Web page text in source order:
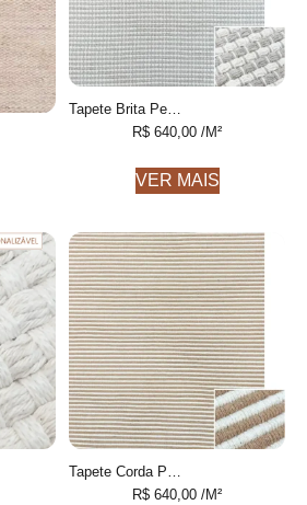
Tapete Brita Personalizável feito à mão, 100% algodão reciclado
R$ 640,00 /M²
VER MAIS
Tapete Corda Personalizável feito à mão, 100% algodão reciclado
R$ 640,00 /M²